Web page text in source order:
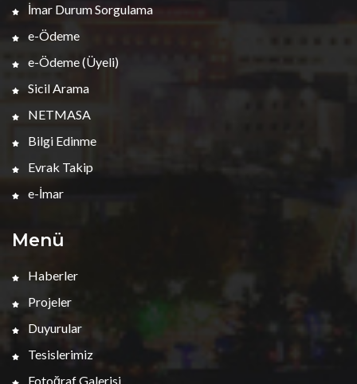
İmar Durum Sorgulama
e-Ödeme
e-Ödeme (Üyeli)
Sicil Arama
NETMASA
Bilgi Edinme
Evrak Takip
e-İmar
Menü
Haberler
Projeler
Duyurular
Tesislerimiz
Fotoğraf Galerisi